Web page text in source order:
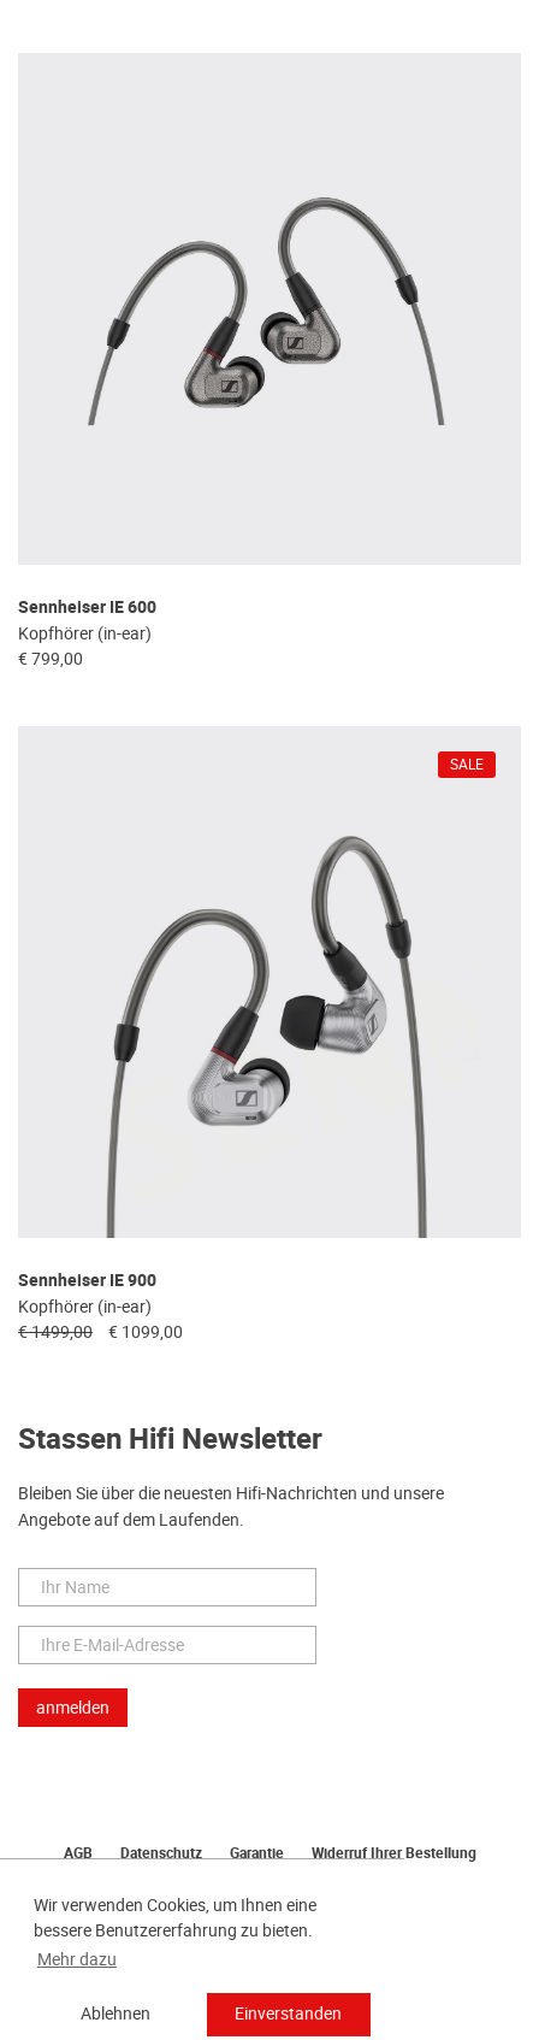
Wir verwenden Cookies, um Ihnen eine
bessere Benutzererfahrung zu bieten.
Mehr dazu
Ablehnen Einverstanden
Sennheiser IE 600
Kopfhörer (in-ear)
€ 799,00
Sennheiser IE 900
Kopfhörer (in-ear)
€ 1499,00
€ 1099,00
SALE
Stassen Hifi Newsletter
Bleiben Sie über die neuesten Hifi-Nachrichten und unsere
Angebote auf dem Laufenden.
AGB Datenschutz Garantie
Widerruf Ihrer Bestellung